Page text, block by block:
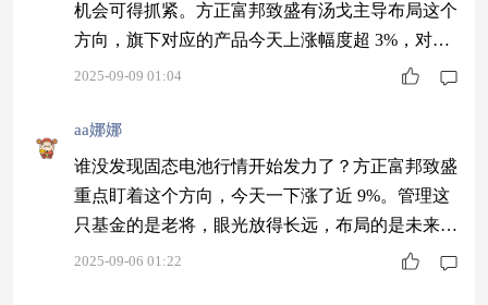
机会可得抓紧。方正富邦致盛有汤戈主导布局这个
方向，旗下对应的产品今天上涨幅度超 3%，对固
态电池感兴趣的，这款产品值得重点看看。
2025-09-09 01:04
aa娜娜
谁没发现固态电池行情开始发力了？方正富邦致盛
重点盯着这个方向，今天一下涨了近 9%。管理这
只基金的是老将，眼光放得长远，布局的是未来能
源核心领域，现在的机会就跟几年前锂电池刚起来
2025-09-06 01:22